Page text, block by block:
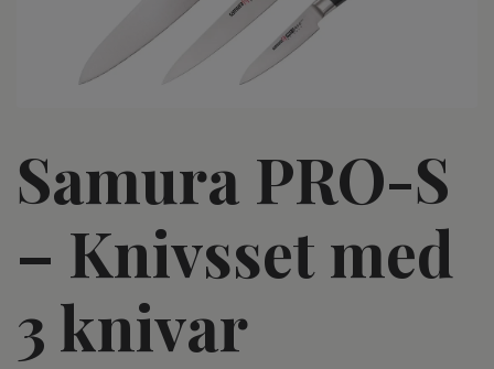
Samura PRO-S
– Knivsset med
3 knivar